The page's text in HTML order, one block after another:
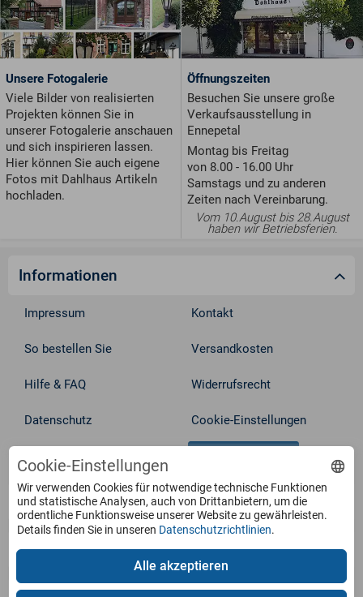
Unsere Fotogalerie
Viele Bilder von realisierten
Projekten können Sie in
unserer Fotogalerie anschauen
und sich inspirieren lassen.
Hier können Sie auch eigene
Fotos mit Dahlhaus Artikeln
hochladen.
Öffnungszeiten
Besuchen Sie unsere große
Verkaufsausstellung in
Ennepetal
Montag bis Freitag
von 8.00 - 16.00 Uhr
Samstags und zu anderen
Zeiten nach Vereinbarung.
Vom 10.August bis 28.August
haben wir Betriebsferien.
Informationen
Impressum Kontakt
So bestellen Sie Versandkosten
Hilfe & FAQ Widerrufsrecht
Datenschutz Cookie-Einstellungen
AGB
Service
Produkte
Cookie-Einstellungen
Wir verwenden Cookies für notwendige technische Funktionen
und statistische Analysen, auch von Drittanbietern, um die
ordentliche Funktionsweise unserer Website zu gewährleisten.
Details finden Sie in unseren Datenschutzrichtlinien.
Alle akzeptieren